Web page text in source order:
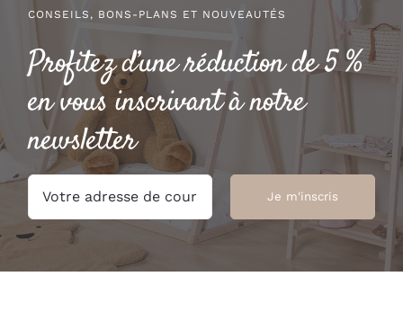
CONSEILS, BONS-PLANS ET NOUVEAUTÉS
Profitez d’une réduction de 5 %
en vous inscrivant à notre
newsletter